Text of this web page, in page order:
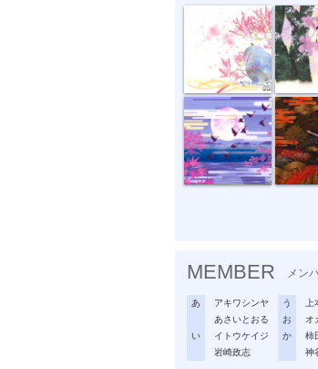
月光の薄紅葉 the ugly
MEMBER メン
あ
アキワシンヤ
あさいとおる
い
イトウケイジ
岩崎政志
う
お
オ
か
柿
神